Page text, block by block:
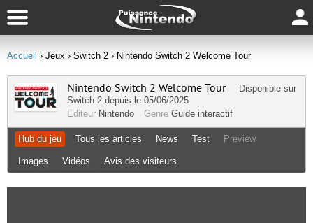
Accueil › Jeux › Switch 2 › Nintendo Switch 2 Welcome Tour
Nintendo Switch 2 Welcome Tour
Disponible sur
Switch 2 depuis le 05/06/2025
Editeur Nintendo Genre Guide interactif
Hub du jeu Tous les articles News Test Preview
Images Vidéos Avis des visiteurs